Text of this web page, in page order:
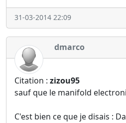
31-03-2014 22:09
dmarco
Citation : zizou95
sauf que le manifold
C'est bien ce que je disais :